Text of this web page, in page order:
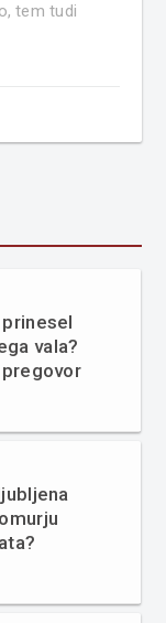
tem tudi
vala?